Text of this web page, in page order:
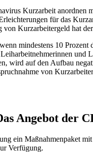
Kurzarbeit anordnen
für das
Kurzarbeitergeld hat der
mindestens 10
wird auf den Aufbau
von
Angebot der
ein Maßnahmenpaket
Verfügung.